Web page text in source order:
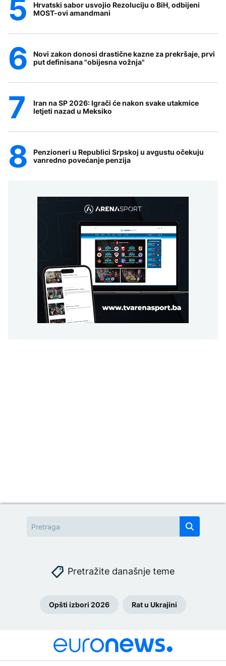
Hrvatski sabor usvojio Rezoluciju o BiH, odbijeni
MOST-ovi amandmani
Novi zakon donosi drastične kazne za prekršaje, prvi
put definisana "obijesna vožnja"
Iran na SP 2026: Igrači će nakon svake utakmice
letjeti nazad u Meksiko
Penzioneri u Republici Srpskoj u avgustu očekuju
vanredno povećanje penzija
Pretražite današnje teme
Opšti izbori 2026 Rat u Ukrajini